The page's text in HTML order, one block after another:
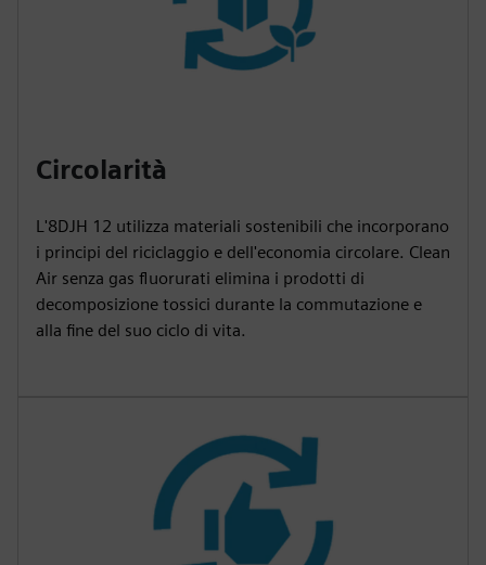
Circolarità
L'8DJH 12 utilizza materiali sostenibili che incorporano
i principi del riciclaggio e dell'economia circolare. Clean
Air senza gas fluorurati elimina i prodotti di
decomposizione tossici durante la commutazione e
alla fine del suo ciclo di vita.